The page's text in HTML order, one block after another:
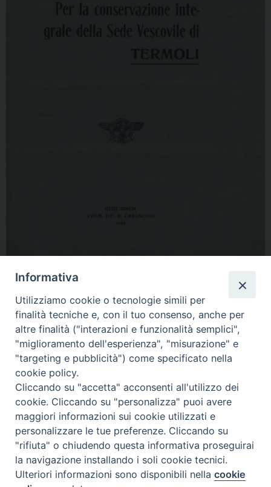
a
c
b
o
o
k
P
i
n
e
r
s
t
i
n
e
d
n
X
h
r
a
W
h
a
s
A
p
p
T
e
l
g
r
m
Nuove nomine per il servizio
pastorale
Scuola di formazione
teologico-pastorale, aperte le
iscrizioni
Informativa
Utilizziamo cookie o tecnologie simili per
finalità tecniche e, con il tuo consenso, anche per
altre finalità ("interazioni e funzionalità semplici",
"miglioramento dell'esperienza", "misurazione" e
"targeting e pubblicità") come specificato nella
cookie policy.
Cliccando su "accetta" acconsenti all'utilizzo dei
cookie. Cliccando su "personalizza" puoi avere
maggiori informazioni sui cookie utilizzati e
personalizzare le tue preferenze. Cliccando su
"rifiuta" o chiudendo questa informativa proseguirai
la navigazione installando i soli cookie tecnici.
Ulteriori informazioni sono disponibili nellacookie